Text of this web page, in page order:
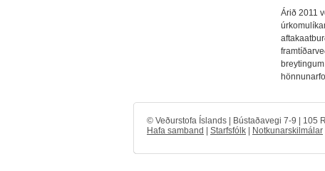
Árið 2011
© Veðurstofa Íslands | Bústaðavegi 7-9 | 105
Hafa samband
Starfsfólk Notkunarskilmálar